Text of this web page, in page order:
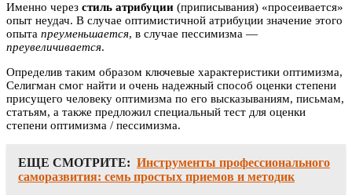
Именно через стиль атрибуции (приписывания) «просеивается»
опыт неудач. В случае оптимистичной атрибуции значение этого
опыта преуменьшается, в случае пессимизма —
преувеличивается.
Определив таким образом ключевые характеристики оптимизма,
Селигман смог найти и очень надежный способ оценки степени
присущего человеку оптимизма по его высказываниям, письмам,
статьям, а также предложил специальный тест для оценки
степени оптимизма / пессимизма.
ЕЩЕ СМОТРИТЕ: Инструменты профессионального
саморазвития: семь простых приемов и методик